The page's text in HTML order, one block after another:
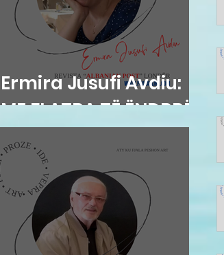
Ermira Jusufi Avdiu:
ME FLATRA TË ËNDRRËS